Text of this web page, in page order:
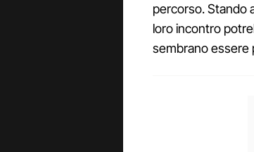
percorso. Stando
loro incontro
sembrano essere